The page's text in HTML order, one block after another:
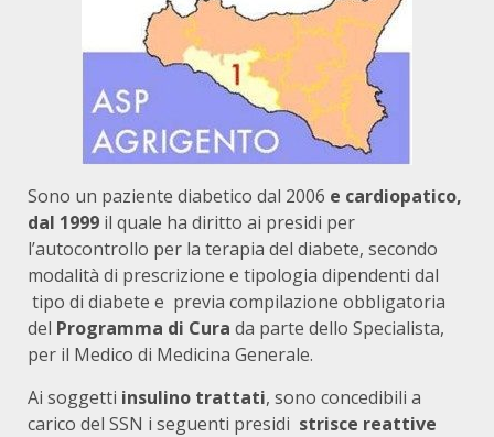
Sono un paziente diabetico dal 2006 e cardiopatico,
dal 1999 il quale ha diritto ai presidi per
l’autocontrollo per la terapia del diabete, secondo
modalità di prescrizione e tipologia dipendenti dal
tipo di diabete e previa compilazione obbligatoria
del Programma di Cura da parte dello Specialista,
per il Medico di Medicina Generale.
Ai soggetti insulino trattati, sono concedibili a
carico del SSN i seguenti presidi strisce reattive